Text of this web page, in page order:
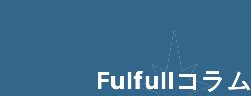
Fulfullコラム